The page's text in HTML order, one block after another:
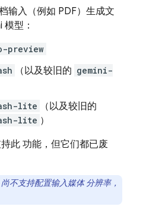
输入（例如 PDF）生成文
模型：
preview
（以及较旧的 gemini-
lite （以及较旧的
lite ）
此 功能，但它们都已废
不支持配置输入媒体 分辨率，